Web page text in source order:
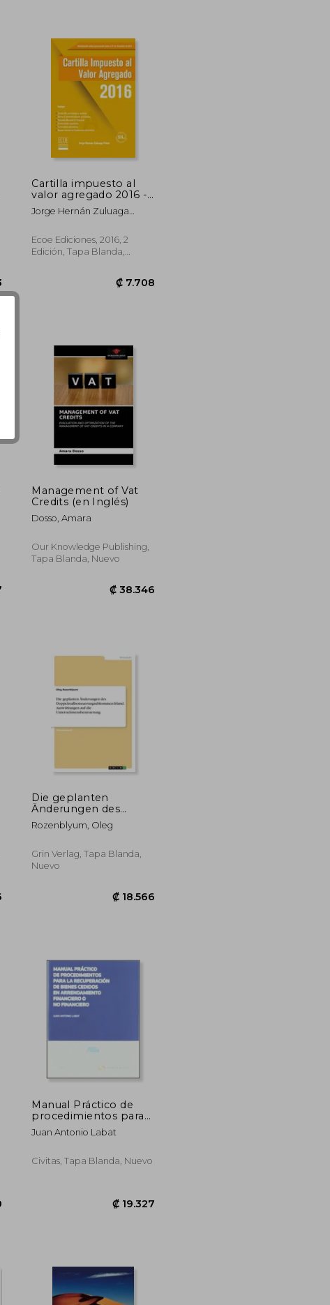
₡ 10.927
₡ 34.853
Cartilla impuesto al
valor agregado 2016 -
2da edición
Jorge Hernán Zuluaga
Ecoe Ediciones, 2016, 2
Edición, Tapa Blanda,
Management of Vat
Credits (en Inglés)
Dosso, Amara
Our Knowledge Publishing,
Tapa Blanda, Nuevo
₡ 38.346
Die geplanten
Änderungen des
Doppelrealbesteuerungsabkommen
Irland. Auswirkungen
Unternehmensbesteuerung
(en Alemán)
Rozenblyum, Oleg
Grin Verlag, Tapa Blanda,
Nuevo
Manual Práctico de
procedimientos para
la recuperación de
bienes cedidos en
financiero o no
Juan Antonio Labat
Civitas, Tapa Blanda, Nuevo